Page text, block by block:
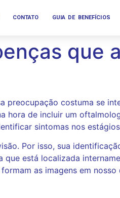
CONTATO GUIA DE BENEFÍCIOS
que
preocupação costuma se
hora de incluir um
sintomas nos
Por isso, sua
que está localizada
as imagens em nosso